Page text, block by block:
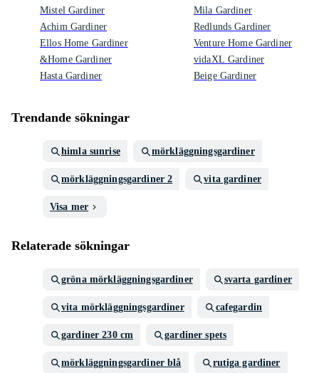
Mistel Gardiner
Achim Gardiner
Ellos Home Gardiner
&Home Gardiner
Hasta Gardiner
Mila Gardiner
Redlunds Gardiner
Venture Home Gardiner
vidaXL Gardiner
Beige Gardiner
Trendande sökningar
himla sunrise mörkläggningsgardiner
mörkläggningsgardiner 2 vita gardiner
Visa mer
Relaterade sökningar
gröna mörkläggningsgardiner svarta gardiner
vita mörkläggningsgardiner cafegardin
gardiner 230 cm gardiner spets
mörkläggningsgardiner blå rutiga gardiner